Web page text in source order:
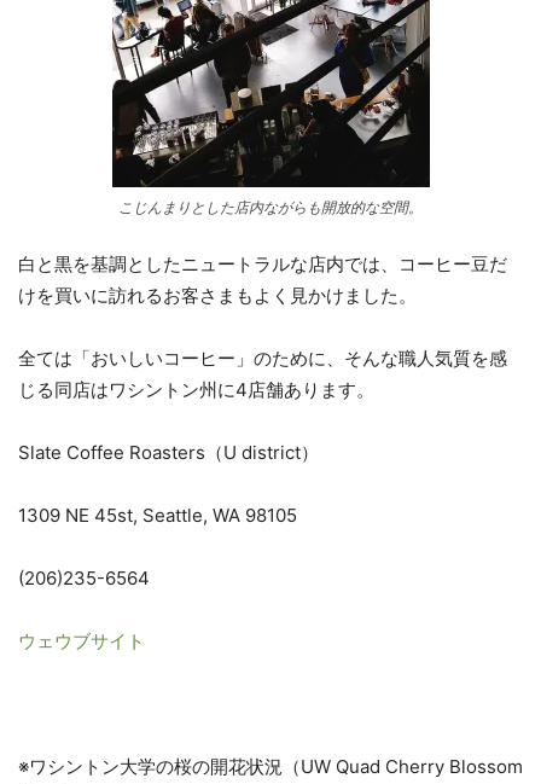
こじんまりとした店内ながらも開放的な空間。
白と黒を基調としたニュートラルな店内では、コーヒー豆だ
けを買いに訪れるお客さまもよく見かけました。
全ては「おいしいコーヒー」のために、そんな職人気質を感
じる同店はワシントン州に4店舗あります。
Slate Coffee Roasters（U district）
1309 NE 45st, Seattle, WA 98105
(206)235-6564
ウェウブサイト
※ワシントン大学の桜の開花状況（UW Quad Cherry Blossom